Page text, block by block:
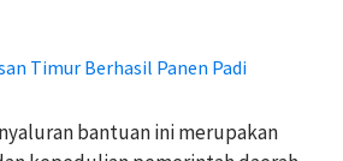
Timur Berhasil Panen Padi
bantuan ini merupakan